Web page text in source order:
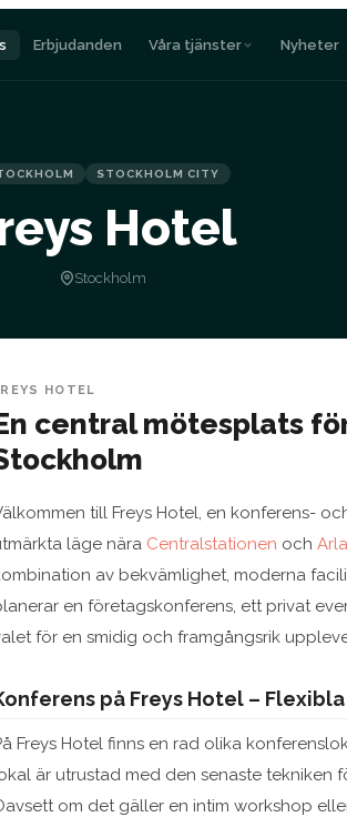
Erbjudanden Våra tjänster Nyheter
STOCKHOLM CITY
Hotel
Stockholm
HOTEL
central mötesplats
till Freys Hotel, en konferens-
läge nära Centralstationen och
av bekvämlighet, moderna
en företagskonferens, ett privat
för en smidig och framgångsrik
på Freys Hotel –
Freys Hotel finns en rad olika
är utrustad med den senaste tekniken
om det gäller en intim workshop